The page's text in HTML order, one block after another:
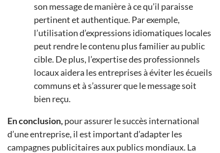
son message de manière à ce qu’il paraisse
pertinent et authentique. Par exemple,
l’utilisation d’expressions idiomatiques locales
peut rendre le contenu plus familier au public
cible. De plus, l’expertise des professionnels
locaux aidera les entreprises à éviter les écueils
communs et à s’assurer que le message soit
bien reçu.
En conclusion,pour assurer le succès international
d’une entreprise, il est important d’adapter les
campagnes publicitaires aux publics mondiaux. La